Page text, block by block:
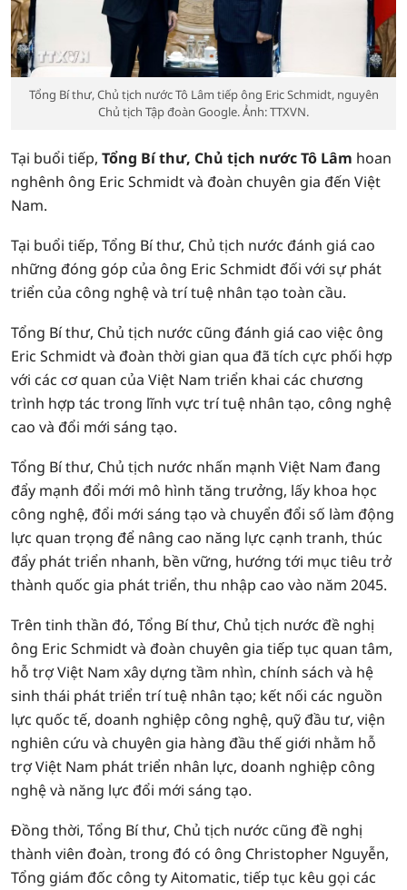
Tổng Bí thư, Chủ tịch nước Tô Lâm tiếp ông Eric Schmidt, nguyên
Chủ tịch Tập đoàn Google. Ảnh: TTXVN.
Tại buổi tiếp, Tổng Bí thư, Chủ tịch nước Tô Lâm hoan
nghênh ông Eric Schmidt và đoàn chuyên gia đến Việt
Nam.
Tại buổi tiếp, Tổng Bí thư, Chủ tịch nước đánh giá cao
những đóng góp của ông Eric Schmidt đối với sự phát
triển của công nghệ và trí tuệ nhân tạo toàn cầu.
Tổng Bí thư, Chủ tịch nước cũng đánh giá cao việc ông
Eric Schmidt và đoàn thời gian qua đã tích cực phối hợp
với các cơ quan của Việt Nam triển khai các chương
trình hợp tác trong lĩnh vực trí tuệ nhân tạo, công nghệ
cao và đổi mới sáng tạo.
Tổng Bí thư, Chủ tịch nước nhấn mạnh Việt Nam đang
đẩy mạnh đổi mới mô hình tăng trưởng, lấy khoa học
công nghệ, đổi mới sáng tạo và chuyển đổi số làm động
lực quan trọng để nâng cao năng lực cạnh tranh, thúc
đẩy phát triển nhanh, bền vững, hướng tới mục tiêu trở
thành quốc gia phát triển, thu nhập cao vào năm 2045.
Trên tinh thần đó, Tổng Bí thư, Chủ tịch nước đề nghị
ông Eric Schmidt và đoàn chuyên gia tiếp tục quan tâm,
hỗ trợ Việt Nam xây dựng tầm nhìn, chính sách và hệ
sinh thái phát triển trí tuệ nhân tạo; kết nối các nguồn
lực quốc tế, doanh nghiệp công nghệ, quỹ đầu tư, viện
nghiên cứu và chuyên gia hàng đầu thế giới nhằm hỗ
trợ Việt Nam phát triển nhân lực, doanh nghiệp công
nghệ và năng lực đổi mới sáng tạo.
Đồng thời, Tổng Bí thư, Chủ tịch nước cũng đề nghị
thành viên đoàn, trong đó có ông Christopher Nguyễn,
Tổng giám đốc công ty Aitomatic, tiếp tục kêu gọi các